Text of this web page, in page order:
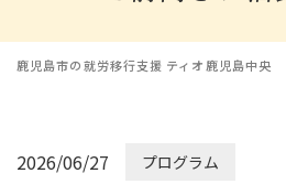
鹿児島市の就労移行支援 ティオ鹿児島中央
2026/06/27 プログラム